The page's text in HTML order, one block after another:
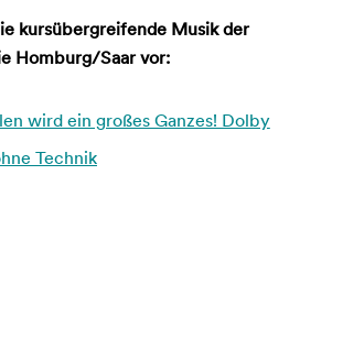
kursübergreifende Musik der
Homburg/Saar vor:
wird ein großes Ganzes! Dolby
Technik